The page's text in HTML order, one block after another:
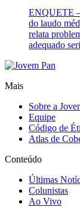
ENQUETE
do laudo
relata
adequado
Mais
Sobre a
Equipe
Código de
Atlas de
Conteúdo
Últimas
Colunistas
Ao Vivo